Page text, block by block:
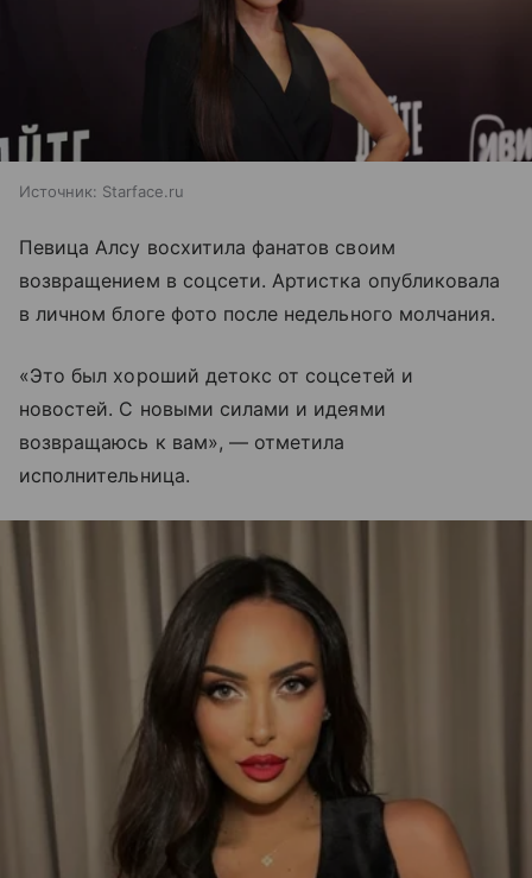
Источник: Starface.ru
Певица Алсу восхитила фанатов своим
возвращением в соцсети. Артистка опубликовала
в личном блоге фото после недельного молчания.
«Это был хороший детокс от соцсетей и
новостей. С новыми силами и идеями
возвращаюсь к вам», — отметила
исполнительница.